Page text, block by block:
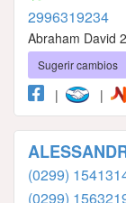
2996319234
Abraham David
Sugerir cambios
| |
(0299)
(0299)